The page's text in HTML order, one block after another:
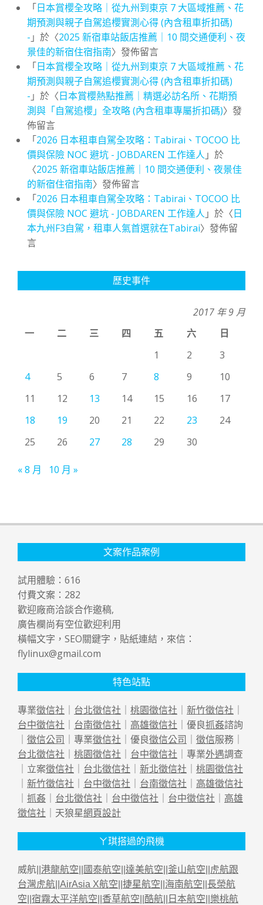
「日本賞櫻全攻略｜從九州到東京 7 大區域推薦、花
期預測與親子自駕追櫻實測心得 (內含租車折扣碼)
- 」於〈2025 新宿車站飯店推薦｜10 間交通便利、夜
景佳的新宿住宿指南〉發佈留言
「日本賞櫻全攻略｜從九州到東京 7 大區域推薦、花
期預測與親子自駕追櫻實測心得 (內含租車折扣碼)
- 」於〈日本賞櫻熱點推薦｜精選必訪名所、花期預
測與「自駕追櫻」全攻略 (內含租車專屬折扣碼)〉發
佈留言
「2026 日本租車自駕全攻略：Tabirai、TOCOO 比
價與保險 NOC 避坑 - JOBDAREN 工作達人 」於
〈2025 新宿車站飯店推薦｜10 間交通便利、夜景佳
的新宿住宿指南〉發佈留言
「2026 日本租車自駕全攻略：Tabirai、TOCOO 比
價與保險 NOC 避坑 - JOBDAREN 工作達人 」於〈日
本九州F3自駕，租車人氣首選就在Tabirai〉發佈留
言
歷史事件
2017 年 9 月
一
二 三 四 五 六
日
1
2
3
4
5 6 7 8 9
10
11
12 13 14 15 16
17
18
19 20 21 22 23
24
25
26 27 28 29 30
« 8 月 10 月 »
文案作品案例
試用體驗： 616
付費文案： 282
歡迎廠商洽談合作邀稿,
廣告欄尚有空位歡迎利用
橫幅文字，SEO關鍵字，貼紙連結，來信：
flylinux@gmail.com
特色站點
專業徵信社 台北徵信社 桃園徵信社 新竹徵信社
台中徵信社
台南徵信社 高雄徵信社 ｜優良抓姦諮詢
徵信公司 ｜專業徵信社 ｜優良徵信公司 徵信服務｜
台北徵信社
桃園徵信社 台中徵信社 ｜專業外遇調查
｜立案徵信社 台北徵信社 新北徵信社
桃園徵信社
新竹徵信社 台中徵信社 台南徵信社
高雄徵信社
抓姦 台北徵信社 台中徵信社 台中徵信社
高雄
徵信社 ｜天狼星網頁設計
ㄚ琪搭過的飛機
威航|| 港龍航空 國泰航空 達美航空 釜山航空
虎航跟
台灣虎航 AirAsia X航空 捷星航空 海南航空 長榮航
空 宿霧太平洋航空 香草航空 酷航 日本航空 樂桃航